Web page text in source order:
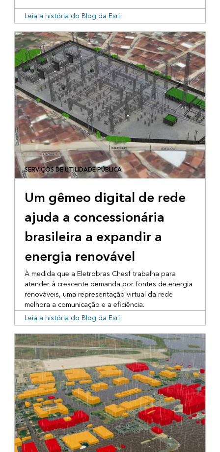
Leia a história do Blog da Esri
SERVIÇOS DE UTILIDADE PÚBLICA
Um gêmeo digital de rede
ajuda a concessionária
brasileira a expandir a
energia renovável
À medida que a Eletrobras Chesf trabalha para
atender à crescente demanda por fontes de energia
renováveis, uma representação virtual da rede
melhora a comunicação e a eficiência.
Leia a história do Blog da Esri